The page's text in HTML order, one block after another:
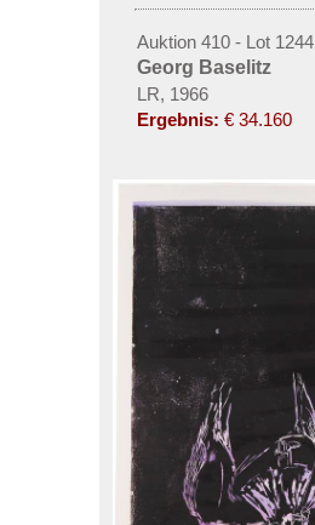
Auktion 410 - Lot 1244
Georg Baselitz
LR, 1966
Ergebnis: € 34.160